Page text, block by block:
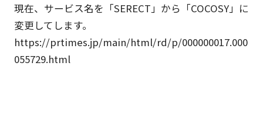
現在、サービス名を「SERECT」から「COCOSY」に
変更してします。
https://prtimes.jp/main/html/rd/p/000000017.000
055729.html